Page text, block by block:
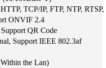
TCP/IP, FTP, NTP,
ONVIF 2.4
QR Code
Support IEEE 802.3af
the Lan)